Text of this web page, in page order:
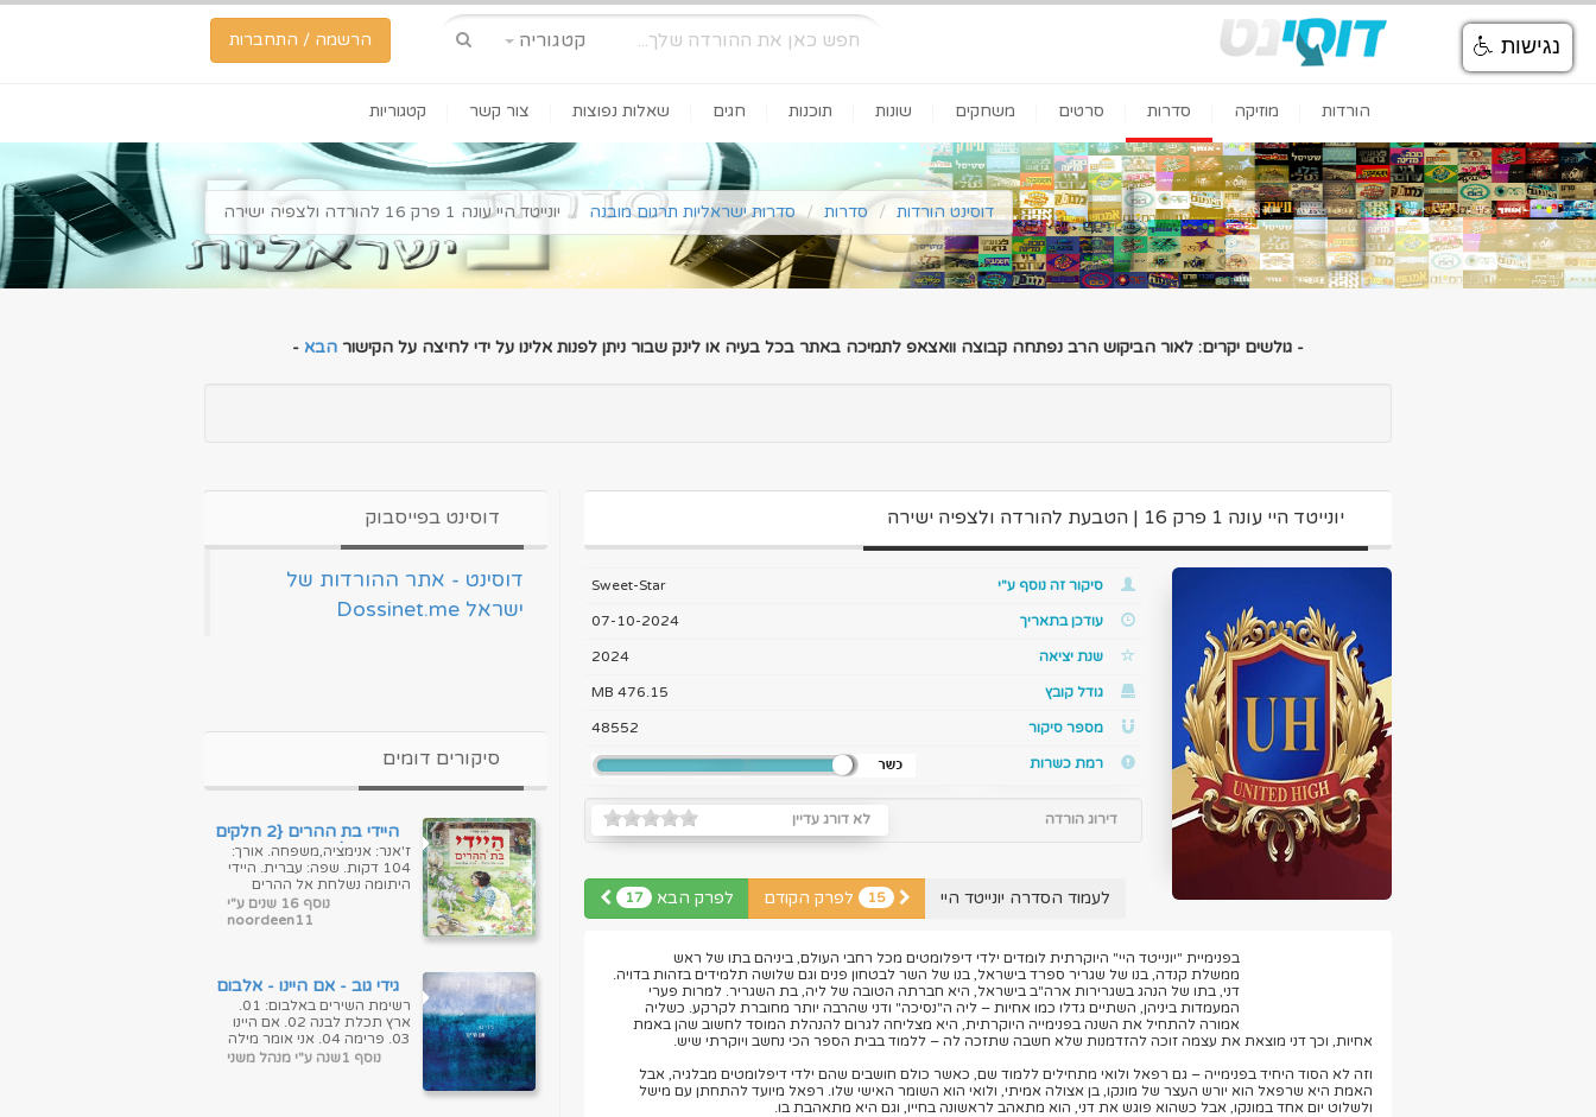
הרשמה / התחברות קטגוריה
הורדות מוזיקה סדרות סרטים משחקים שונות תוכנות חגים שאלות נפוצות צור קשר קטגוריות
דוסינט הורדות סדרות סדרות ישראליות תרגום מובנה יונייטד היי עונה 1 פרק 16 להורדה ולצפיה ישירה
- גולשים יקרים: לאור הביקוש הרב נפתחה קבוצה וואצאפ לתמיכה באתר בכל בעיה או לינק שבור ניתן לפנות אלינו על ידי לחיצה על הקישור הבא -
יונייטד היי עונה 1 פרק 16 | הטבעת להורדה ולצפיה ישירה
סיקור זה נוסף ע"י Sweet-Star
עודכן בתאריך 07-10-2024
שנת יציאה 2024
גודל קובץ 476.15 MB
מספר סיקור 48552
רמת כשרות
לא דורג עדיין דירוג הורדה
לפרק הבא 17 15 לפרק הקודם לעמוד הסדרה יונייטד היי
בפנימיית "יונייטד היי" היוקרתית לומדים ילדי דיפלומטים מכל רחבי העולם, ביניהם בתו של ראש
ממשלת קנדה, בנו של שגריר ספרד בישראל, בנו של השר לבטחון פנים וגם שלושה תלמידים בזהות בדויה.
דני, בתו של הנהג בשגרירות ארה"ב בישראל, היא חברתה הטובה של ליה, בת השגריר. למרות פערי
המעמדות ביניהן, השתיים גדלו כמו אחיות – ליה ה"נסיכה" ודני שהרבה יותר מחוברת לקרקע. כשליה
אמורה להתחיל את השנה בפנימייה היוקרתית, היא מצליחה לגרום להנהלת המוסד לחשוב שהן באמת
אחיות, וכך דני מוצאת את עצמה זוכה להזדמנות שלא חשבה שתזכה לה – ללמוד בבית הספר הכי נחשב ויוקרתי שיש.
וזה לא הסוד היחיד בפנימייה – גם רפאל ולואי מתחילים ללמוד שם, כאשר כולם חושבים שהם ילדי דיפלומטים מבלגיה, אבל
האמת היא שרפאל הוא יורש העצר של מונקו, בן אצולה אמיתי, ולואי הוא השומר האישי שלו. רפאל מיועד להתחתן עם מישל
ולשלוט יום אחד במונקו, אבל כשהוא פוגש את דני, הוא מתאהב לראשונה בחייו, וגם היא מתאהבת בו.
דוסינט בפייסבוק
‏דוסינט - אתר ההורדות של
ישראל Dossinet.me‏
סיקורים דומים
היידי בת ההרים {2 חלקים}
מדובב לעברית
ז'אנר: אנימציה,משפחה. אורך:
104 דקות. שפה: עברית. היידי
היתומה נשלחת אל ההרים
בכדי לחיות עם סבא הרגזן
והחמוץ פנים אשר מעולם לא
נוסף 16 שנים ע"י
noordeen11
גידי גוב - אם היינו - אלבום
חדש
רשימת השירים באלבום: 01.
ארץ תכלת לבנה 02. אם היינו
03. פרימה 04. אני אומר מילה
05. יום אחד בשמש 06. ערב
נוסף 1שנה ע"י מנהל משני
נגישות